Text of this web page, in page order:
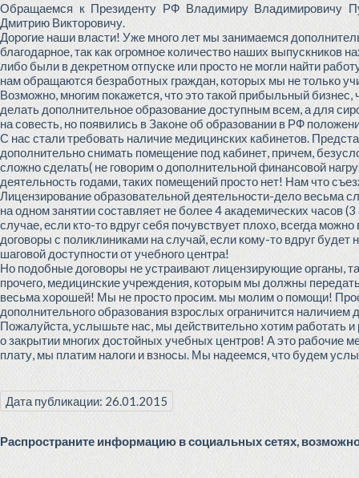
Обращаемся к Президенту РФ Владимиру Владимировичу
Дмитрию Викторовичу.
Дорогие наши власти! Уже много лет мы занимаемся
благодарное, так как огромное количество наших выпускников
либо были в декретном отпуске или просто не могли найти
нам обращаются безработных граждан, которых мы не только
Возможно, многим покажется, что это такой прибыльный
делать дополнительное образование доступным всем, а для
на совесть, но появились в Законе об образовании в РФ
С нас стали требовать наличие медицинских кабинетов.
дополнительно снимать помещение под кабинет, причем,
сложно сделать( не говорим о дополнительной финансовой
деятельность годами, таких помещений просто нет! Нам что
Лицензирование образовательной деятельности-дело весьма
на одном занятии составляет не более 4 академических часов
случае, если кто-то вдруг себя почувствует плохо, всегда
договоры с поликлиниками на случай, если кому-то вдруг
шаговой доступности от учебного центра!
Но подобные договоры не устраивают лицензирующие органы,
прочего, медицинские учреждения, которым мы должны
весьма хорошей! Мы не просто просим. мы молим о помощи!
дополнительного образования взрослых ограничится наличием
Пожалуйста, услышьте нас, мы действительно хотим работать
о закрытии многих достойных учебных центров! А это рабочие
плату, мы платим налоги и взносы. Мы надеемся, что будем
Дата публикации: 26.01.2015
Распространите информацию в социальных сетях,